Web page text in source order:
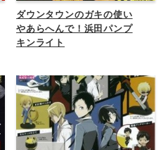
ダウンタウンのガキの使い
やあらへんで！浜田パンプ
キンライト